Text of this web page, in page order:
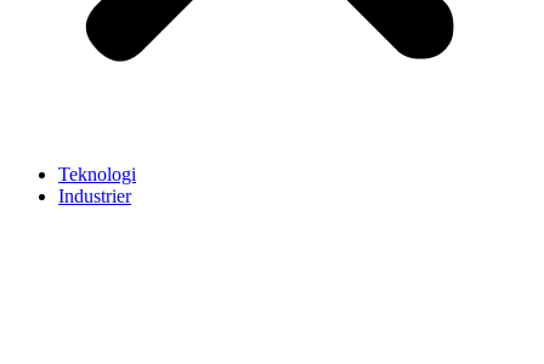
Teknologi
Industrier